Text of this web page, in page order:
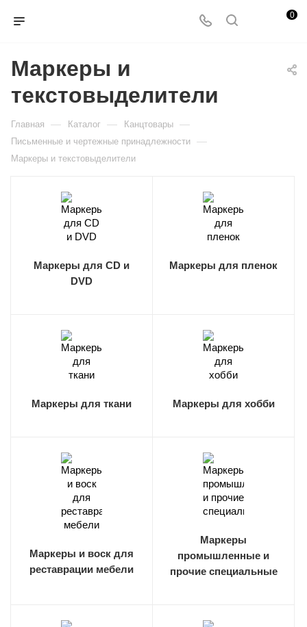
0
Маркеры и
текстовыделители
Главная — Каталог — Канцтовары —
Письменные и чертежные принадлежности —
Маркеры и текстовыделители
Маркеры для CD и
DVD
Маркеры для пленок
Маркеры для ткани Маркеры для хобби
Маркеры и воск для
реставрации мебели
Маркеры
промышленные и
прочие специальные